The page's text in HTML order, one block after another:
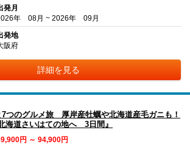
発月
年 08月 ~ 2026年 09月
発地
阪府
詳細を見る
7つのグルメ旅 厚岸産牡蠣や北海道産毛ガニも！
海道さいはての地へ 3日間』
円 ～ 94,900円